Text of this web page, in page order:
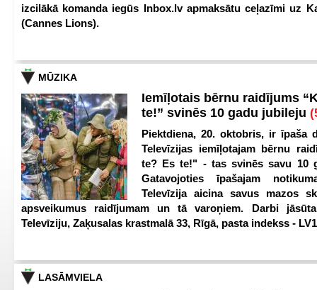
izcilākā komanda iegūs Inbox.lv apmaksātu ceļazīmi uz
(Cannes Lions).
MŪZIKA
Iemīļotais bērnu raidījums
te!” svinēs 10 gadu jubileju
Piektdiena, 20. oktobris, ir īpaša
Televīzijas iemīļotajam bērnu
te? Es te!" - tas svinēs savu 10
Gatavojoties īpašajam
Televīzija aicina savus mazos
apsveikumus raidījumam un tā varoņiem. Darbi
Televīziju, Zaķusalas krastmalā 33, Rīgā, pasta indekss -
LASĀMVIELA